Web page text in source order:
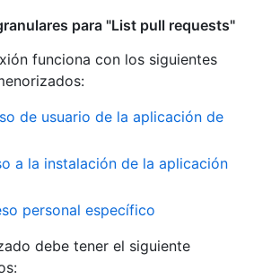
para "List pull requests"
funciona con los siguientes
:
de usuario de la aplicación de
a la instalación de la aplicación
personal específico
debe tener el siguiente